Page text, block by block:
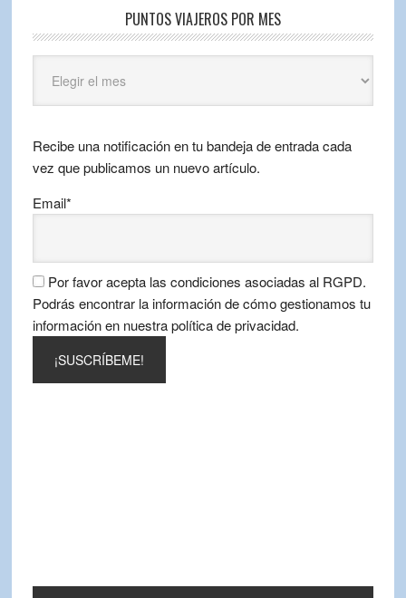
PUNTOS VIAJEROS POR MES
Viajeros
por
Recibe una notificación en tu bandeja de entrada cada
vez que publicamos un nuevo artículo.
Email*
Por favor acepta las condiciones asociadas al RGPD.
Podrás encontrar la información de cómo gestionamos tu
información en nuestra política de privacidad.